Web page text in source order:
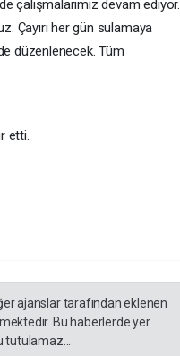
çalışmalarımız devam ediyor.
Çayırı her gün sulamaya
düzenlenecek. Tüm
etti.
ajanslar tarafından eklenen
Bu haberlerde yer